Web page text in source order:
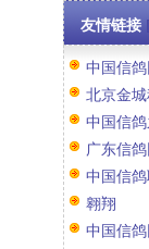
友情链接
中国信鸽
北京金
中国信
广东信鸽
中国信
翱翔
中国信